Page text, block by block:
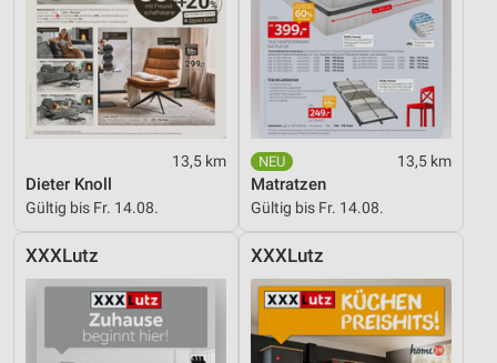
13,5 km
Dieter Knoll
Gültig bis Fr. 14.08.
13,5 km
Matratzen
Gültig bis Fr. 14.08.
XXXLutz XXXLutz